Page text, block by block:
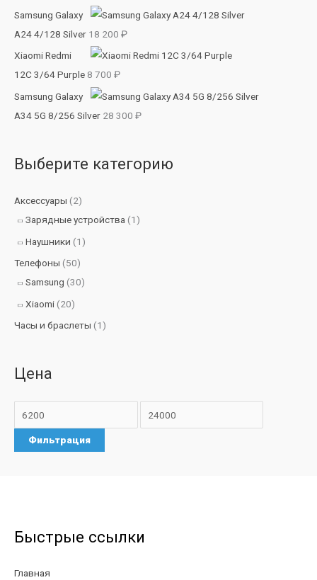
Samsung Galaxy
A24 4/128 Silver 18 200 ₽
Xiaomi Redmi
12C 3/64 Purple 8 700 ₽
Samsung Galaxy
A34 5G 8/256 Silver 28 300 ₽
Выберите категорию
Аксессуары (2)
Зарядные устройства (1)
Наушники (1)
Телефоны (50)
Samsung (30)
Xiaomi (20)
Часы и браслеты (1)
Цена
а
н
Фильтрация
Быстрые ссылки
Главная